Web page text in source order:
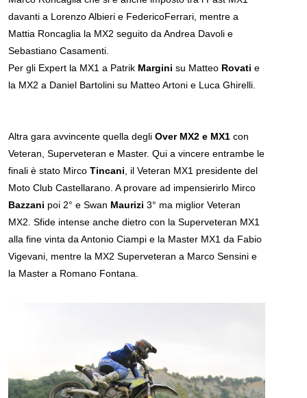
davanti a Lorenzo Albieri e FedericoFerrari, mentre a
Mattia Roncaglia la MX2 seguito da Andrea Davoli e
Sebastiano Casamenti.
Per gli Expert la MX1 a Patrik Margini su Matteo Rovati e
la MX2 a Daniel Bartolini su Matteo Artoni e Luca Ghirelli.
Altra gara avvincente quella degliOver MX2 e MX1 con
Veteran, Superveteran e Master. Qui a vincere entrambe le
finali è stato MircoTincani , il Veteran MX1 presidente del
Moto Club Castellarano. A provare ad impensierirlo Mirco
Bazzani poi 2° e Swan Maurizi 3° ma miglior Veteran
MX2. Sfide intense anche dietro con la Superveteran MX1
alla fine vinta da Antonio Ciampi e la Master MX1 da Fabio
Vigevani, mentre la MX2 Superveteran a Marco Sensini e
la Master a Romano Fontana.